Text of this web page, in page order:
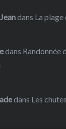
dans La plage
dans Randonnée
dans Les